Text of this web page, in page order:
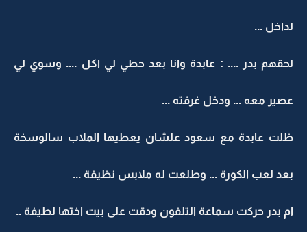
لداخل ...
لحقهم بدر .... : عابدة وانا بعد حطي لي اكل .... وسوي لي
عصير معه ... ودخل غرفته ...
ظلت عابدة مع سعود علشان يعطيها الملاب سالوسخة
بعد لعب الكورة ... وطلعت له ملابس نظيفة ...
ام بدر حركت سماعة التلفون ودقت على بيت اختها لطيفة ..